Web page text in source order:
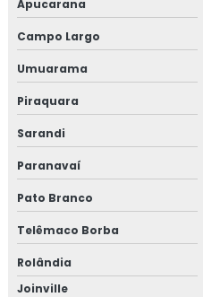
Apucarana
Campo Largo
Umuarama
Piraquara
Sarandi
Paranavaí
Pato Branco
Telêmaco Borba
Rolândia
Joinville